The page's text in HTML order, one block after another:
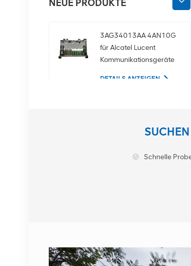
NEUE PRODUKTE
3AG34013AA 4AN10G
für Alcatel Lucent
Kommunikationsgeräte
DETAILS ANZEIGEN
Gbit/s-Serverfestplatte
DETAILS ANZEIGEN
NOKIA AHEGC
Schnelle